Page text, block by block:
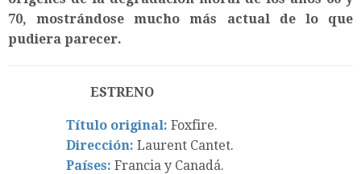
70, mostrándose mucho más actual de lo que
pudiera parecer.
ESTRENO
Título original: Foxfire.
Dirección: Laurent Cantet.
Países: Francia y Canadá.